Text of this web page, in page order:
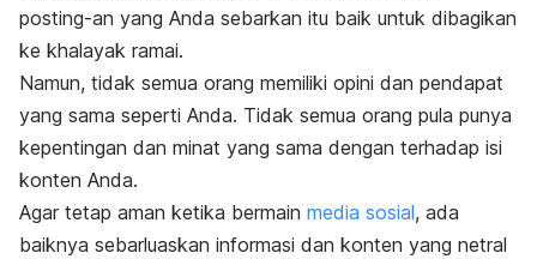
posting-an yang Anda sebarkan itu baik untuk dibagikan
ke khalayak ramai.
Namun, tidak semua orang memiliki opini dan pendapat
yang sama seperti Anda. Tidak semua orang pula punya
kepentingan dan minat yang sama dengan terhadap isi
konten Anda.
Agar tetap aman ketika bermain media sosial, ada
baiknya sebarluaskan informasi dan konten yang netral